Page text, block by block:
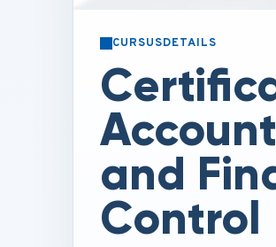
CURSUSDETAILS
and
Control